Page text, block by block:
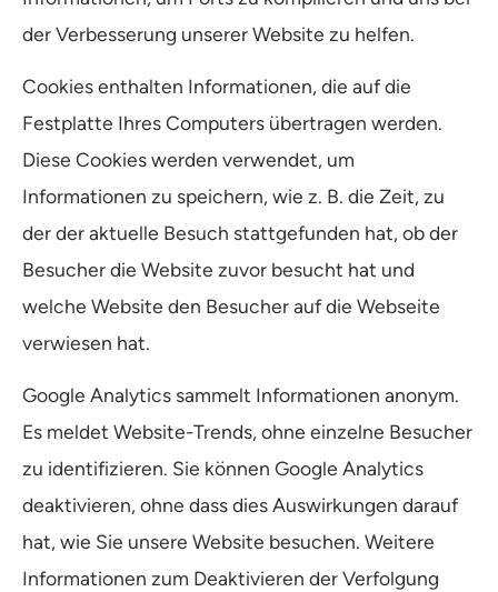
der Verbesserung unserer Website zu helfen.
Cookies enthalten Informationen, die auf die
Festplatte Ihres Computers übertragen werden.
Diese Cookies werden verwendet, um
Informationen zu speichern, wie z. B. die Zeit, zu
der der aktuelle Besuch stattgefunden hat, ob der
Besucher die Website zuvor besucht hat und
welche Website den Besucher auf die Webseite
verwiesen hat.
Google Analytics sammelt Informationen anonym.
Es meldet Website-Trends, ohne einzelne Besucher
zu identifizieren. Sie können Google Analytics
deaktivieren, ohne dass dies Auswirkungen darauf
hat, wie Sie unsere Website besuchen. Weitere
Informationen zum Deaktivieren der Verfolgung